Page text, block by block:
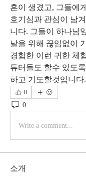
혼이 생겼고, 그들에
호기심과 관심이 남
니다. 그들이 하나님
날을 위해 끊임없이
경험한 이런 귀한 체
튜터들도 할수 있도
하고 기도할것입니다.
0
0
Write a comment...
소개